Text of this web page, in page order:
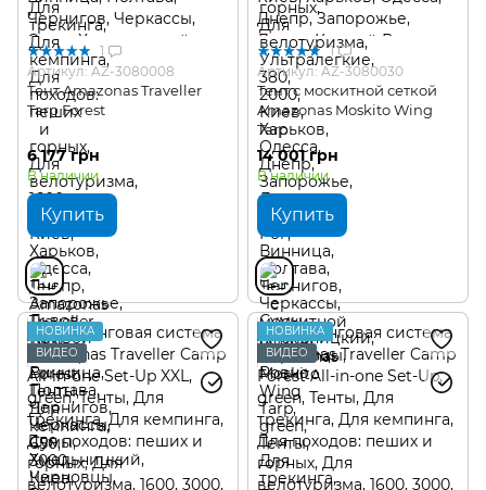
1
Артикул: AZ-3080008
Тент Amazonas Traveller
Tarp Forest
6 177 грн
В наличии
Купить
1
Артикул: AZ-3080030
Тент с москитной сеткой
Amazonas Moskito Wing
Tarp
14 001 грн
В наличии
Купить
НОВИНКА
ВИДЕО
НОВИНКА
ВИДЕО